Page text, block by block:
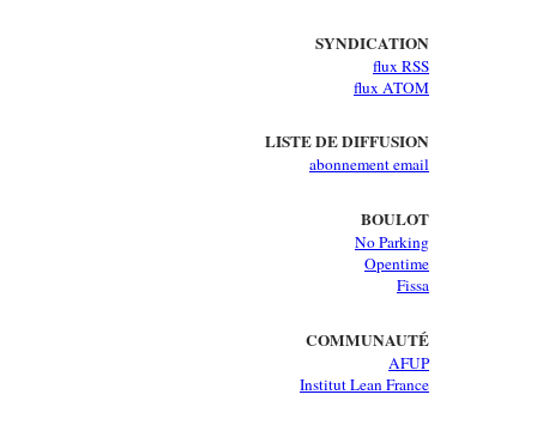
SYNDICATION
flux RSS
flux ATOM
LISTE DE DIFFUSION
abonnement email
BOULOT
No Parking
Opentime
Fissa
COMMUNAUTÉ
AFUP
Institut Lean France